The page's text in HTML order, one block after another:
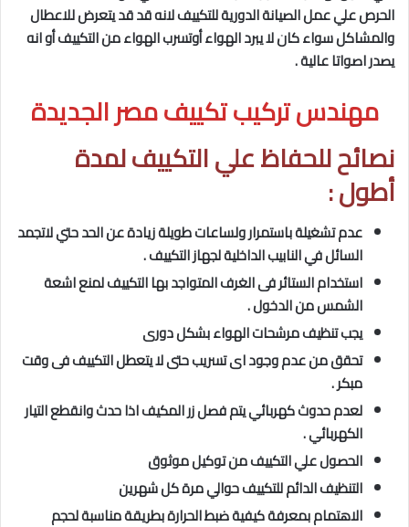
الحرص علي عمل الصيانة الدورية للتكييف لانه قد قد يتعرض للاعطال
والمشاكل سواء كان لا يبرد الهواء أوتسرب الهواء من التكييف أو انه
يصدر اصواتا عالية .
مهندس تركيب تكييف مصر الجديدة
نصائح للحفاظ علي التكييف لمدة
أطول :
عدم تشغيلة باستمرار ولساعات طويلة زيادة عن الحد حتي لاتجمد
السائل في النابيب الداخلية لجهاز التكييف .
استخدام الستائر فى الغرف المتواجد بها التكييف لمنع اشعة
الشمس من الدخول .
يجب تنظيف مرشحات الهواء بشكل دورى
تحقق من عدم وجود اى تسريب حتى لا يتعطل التكييف فى وقت
مبكر .
لعدم حدوث كهربائي يتم فصل زر المكيف اذا حدث وانقطع التيار
الكهربائي .
الحصول علي التكييف من توكيل موثوق
التنظيف الدائم للتكييف حوالي مرة كل شهرين
الاهتمام بمعرفة كيفية ضبط الحرارة بطريقة مناسبة لحجم